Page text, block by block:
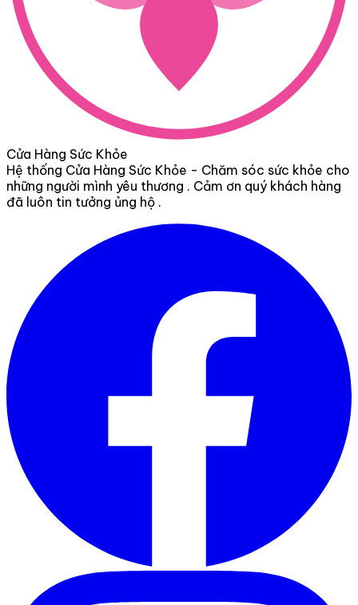
Cửa Hàng Sức Khỏe
Hệ thống Cửa Hàng Sức Khỏe - Chăm sóc sức khỏe cho
những người mình yêu thương . Cảm ơn quý khách hàng
đã luôn tin tưởng ủng hộ .